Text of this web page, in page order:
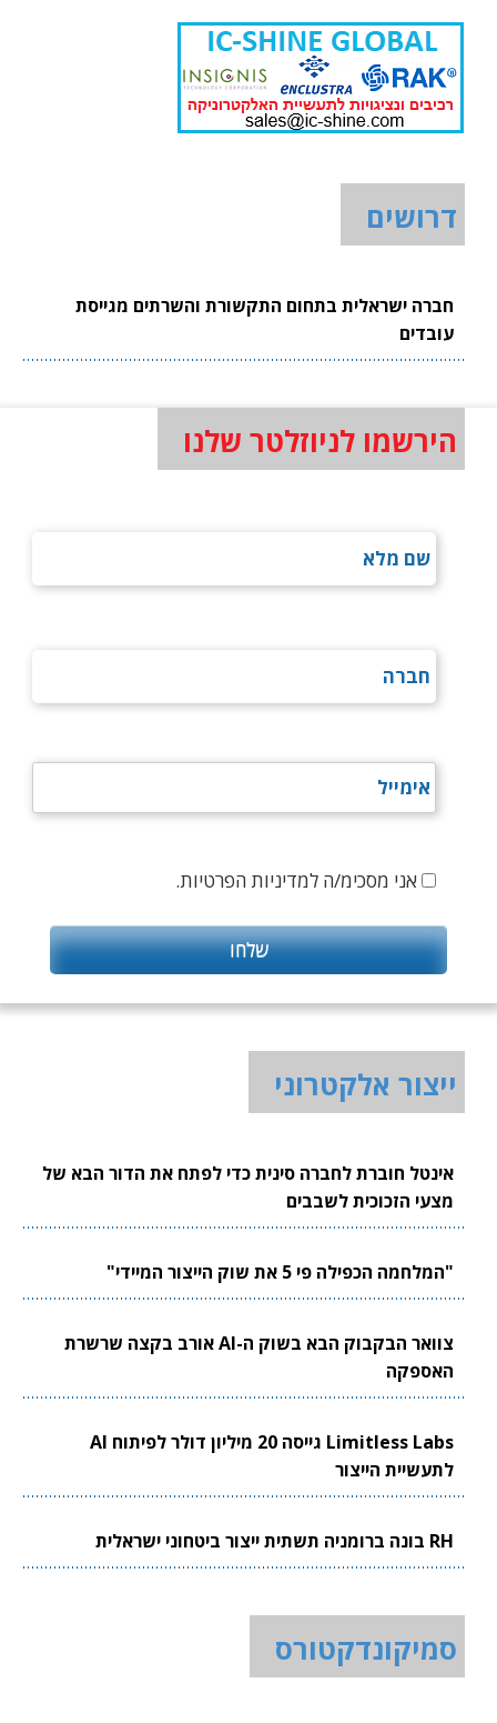
דרושים
חברה ישראלית בתחום התקשורת והשרתים מגייסת
עובדים
הירשמו לניוזלטר שלנו
אני מסכימ/ה למדיניות הפרטיות.
ייצור אלקטרוני
אינטל חוברת לחברה סינית כדי לפתח את הדור הבא של
מצעי הזכוכית לשבבים
"המלחמה הכפילה פי 5 את שוק הייצור המיידי"
צוואר הבקבוק הבא בשוק ה-AI אורב בקצה שרשרת
האספקה
Limitless Labs גייסה 20 מיליון דולר לפיתוח AI
לתעשיית הייצור
RH בונה ברומניה תשתית ייצור ביטחוני ישראלית
סמיקונדקטורס